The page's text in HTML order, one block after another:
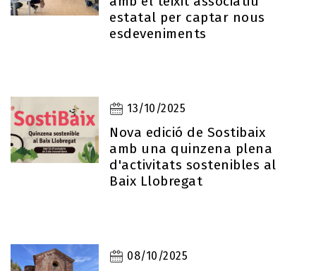
estatal per captar nous
esdeveniments
13/10/2025
Nova edició de Sostibaix
amb una quinzena plena
d'activitats sostenibles al
Baix Llobregat
08/10/2025